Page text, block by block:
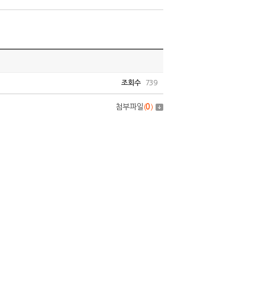
조회수 739
첨부파일 (0)